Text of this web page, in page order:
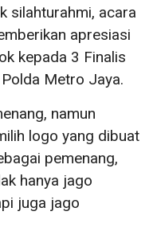
silahturahmi, acara
apresiasi
kepada 3 Finalis
Metro Jaya.
namun
logo yang dibuat
pemenang,
hanya jago
juga jago